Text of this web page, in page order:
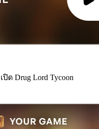
ปิด Drug Lord Tycoon